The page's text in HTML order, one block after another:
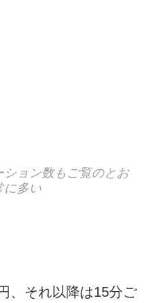
ション数もご覧のとお
に多い
、それ以降は15分ご